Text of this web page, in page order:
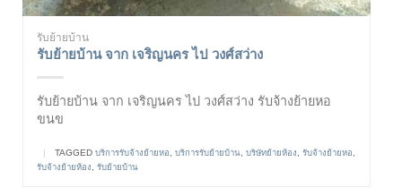
รับย้ายบ้าน
รับย้ายบ้าน จาก เจริญนคร ไป วงศ์สว่าง
รับย้ายบ้าน จาก เจริญนคร ไป วงศ์สว่าง รับจ้างย้ายหอ
ขนข
| TAGGED บริการรับจ้างย้ายหอ บริการรับย้ายบ้าน บริษัทย้ายห้อง รับจ้างย้ายหอ
รับจ้างย้ายห้อง
รับย้ายบ้าน